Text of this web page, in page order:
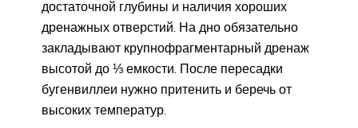
достаточной глубины и наличия хороших
дренажных отверстий. На дно обязательно
закладывают крупнофрагментарный дренаж
высотой до ⅓ емкости. После пересадки
бугенвиллеи нужно притенить и беречь от
высоких температур.